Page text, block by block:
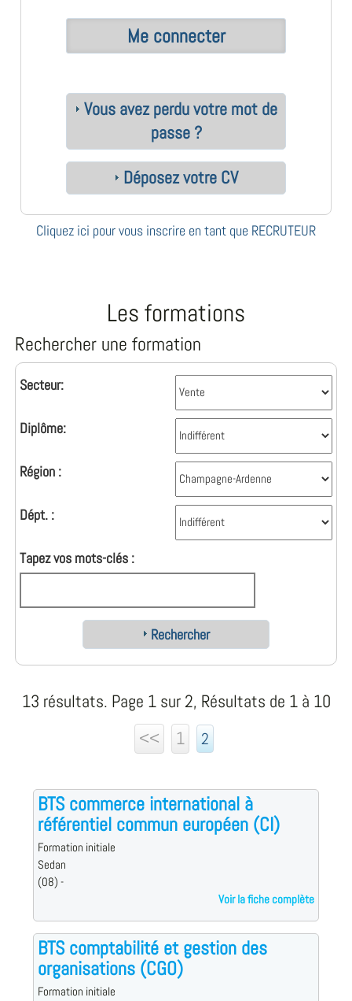
Vous avez perdu votre mot de
passe ?
Déposez votre CV
Cliquez ici pour vous inscrire en tant que RECRUTEUR
Les formations
Rechercher une formation
Secteur:
Diplôme:
Région :
Dépt. :
Tapez vos mots-clés :
Rechercher
13 résultats. Page 1 sur 2, Résultats de 1 à 10
<<
1 2
BTS commerce international à
référentiel commun européen (CI)
Formation initiale
Sedan
(08) -
Voir la fiche complète
BTS comptabilité et gestion des
organisations (CGO)
Formation initiale